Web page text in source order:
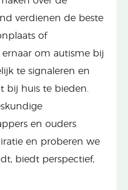
verdienen de beste
of
om autisme bij
te signaleren en
bij huis te bieden.
en ouders
en proberen we
biedt perspectief,